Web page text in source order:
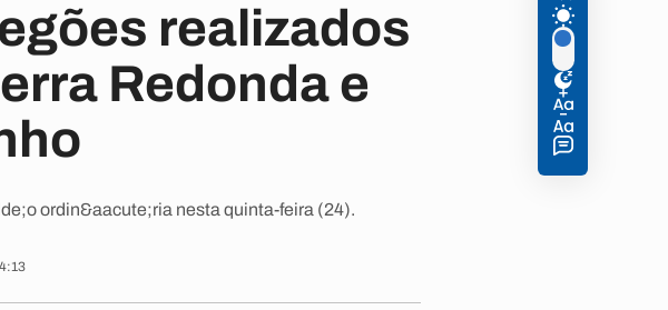
realizados
Redonda e
ordin&aacute;ria nesta quinta-feira (24).